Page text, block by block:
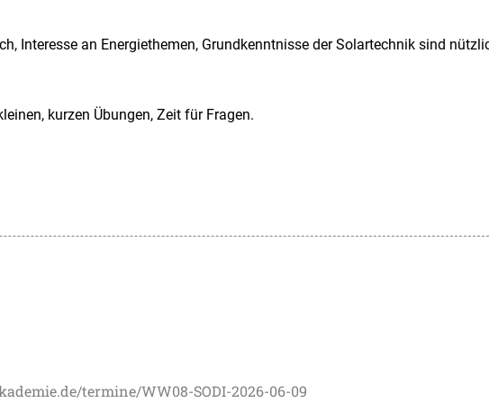
Interesse an Energiethemen, Grundkenntnisse der Solartechnik sind
kurzen Übungen, Zeit für Fragen.
termine/WW08-SODI-2026-06-09